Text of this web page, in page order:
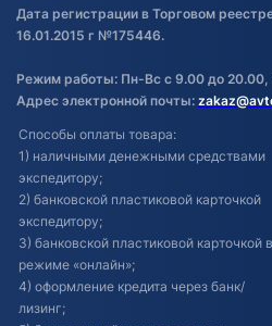
Дата регистрации в Торговом
16.01.2015 г №175446.
Режим работы: Пн-Вс с 9.00 до
Адрес электронной почты:
Способы оплаты товара:
1) наличными денежными средствами
экспедитору;
2) банковской пластиковой карточкой
экспедитору;
3) банковской пластиковой карточкой в
режиме «онлайн»;
4) оформление кредита через банк/
лизинг;